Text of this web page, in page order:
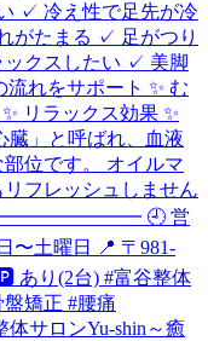
サロンYu-shin～癒